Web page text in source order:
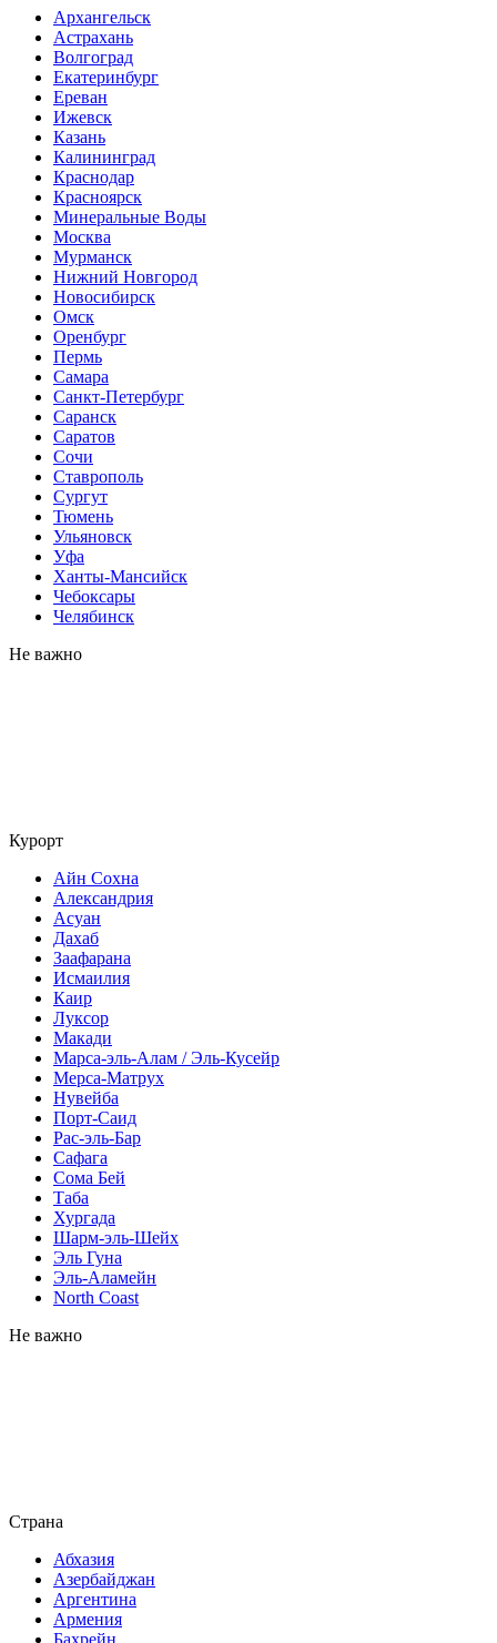
Архангельск
Астрахань
Волгоград
Екатеринбург
Ереван
Ижевск
Казань
Калининград
Краснодар
Красноярск
Минеральные Воды
Москва
Мурманск
Нижний Новгород
Новосибирск
Омск
Оренбург
Пермь
Самара
Санкт-Петербург
Саранск
Саратов
Сочи
Ставрополь
Сургут
Тюмень
Ульяновск
Уфа
Ханты-Мансийск
Чебоксары
Челябинск
Не важно
Курорт
Айн Сохна
Александрия
Асуан
Дахаб
Заафарана
Исмаилия
Каир
Луксор
Макади
Марса-эль-Алам / Эль-Кусейр
Мерса-Матрух
Нувейба
Порт-Саид
Рас-эль-Бар
Сафага
Сома Бей
Таба
Хургада
Шарм-эль-Шейх
Эль Гуна
Эль-Аламейн
North Coast
Не важно
Страна
Абхазия
Азербайджан
Аргентина
Армения
Бахрейн